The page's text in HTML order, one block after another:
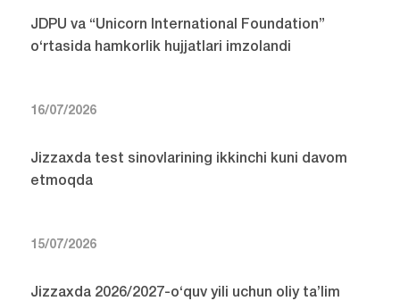
JDPU va “Unicorn International Foundation”
o‘rtasida hamkorlik hujjatlari imzolandi
16/07/2026
Jizzaxda test sinovlarining ikkinchi kuni davom
etmoqda
15/07/2026
Jizzaxda 2026/2027-o‘quv yili uchun oliy ta’lim